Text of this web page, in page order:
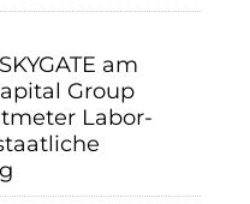
am
Group
Labor-